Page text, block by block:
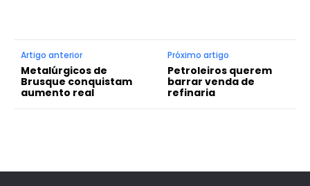
Artigo anterior
Metalúrgicos de
Brusque conquistam
aumento real
Próximo artigo
Petroleiros querem
barrar venda de
refinaria